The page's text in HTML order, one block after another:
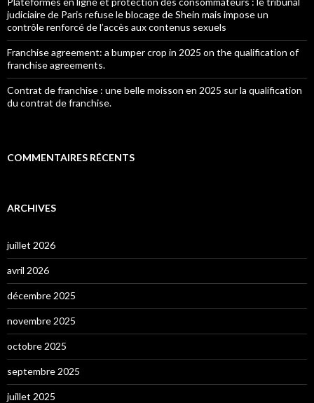
judiciaire de Paris refuse le blocage de Shein mais impose un
contrôle renforcé de l’accès aux contenus sexuels
Franchise agreement: a bumper crop in 2025 on the qualification of
franchise agreements.
Contrat de franchise : une belle moisson en 2025 sur la qualification
du contrat de franchise.
COMMENTAIRES RÉCENTS
ARCHIVES
juillet 2026
avril 2026
décembre 2025
novembre 2025
octobre 2025
septembre 2025
juillet 2025